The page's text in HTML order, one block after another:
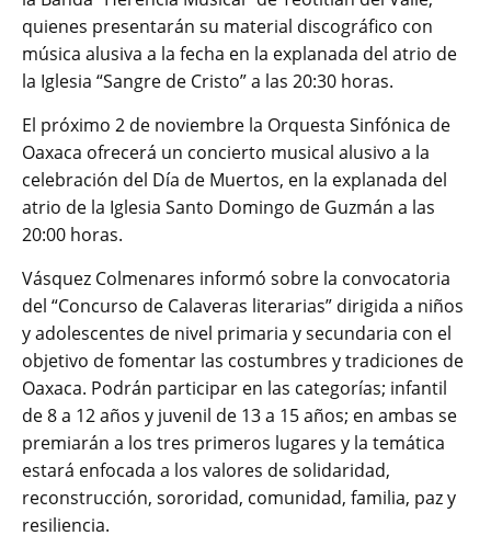
quienes presentarán su material discográfico con
música alusiva a la fecha en la explanada del atrio de
la Iglesia “Sangre de Cristo” a las 20:30 horas.
El próximo 2 de noviembre la Orquesta Sinfónica de
Oaxaca ofrecerá un concierto musical alusivo a la
celebración del Día de Muertos, en la explanada del
atrio de la Iglesia Santo Domingo de Guzmán a las
20:00 horas.
Vásquez Colmenares informó sobre la convocatoria
del “Concurso de Calaveras literarias” dirigida a niños
y adolescentes de nivel primaria y secundaria con el
objetivo de fomentar las costumbres y tradiciones de
Oaxaca. Podrán participar en las categorías; infantil
de 8 a 12 años y juvenil de 13 a 15 años; en ambas se
premiarán a los tres primeros lugares y la temática
estará enfocada a los valores de solidaridad,
reconstrucción, sororidad, comunidad, familia, paz y
resiliencia.